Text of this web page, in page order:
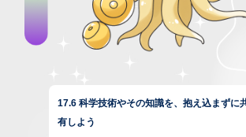
17.6 科学技術やその知識を、抱え込まずに
有しよう